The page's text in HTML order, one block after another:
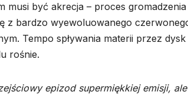
musi być akrecja – proces
z bardzo wyewoluowanego
Tempo spływania materii przez
rośnie.
epizod supermiękkiej emisji,